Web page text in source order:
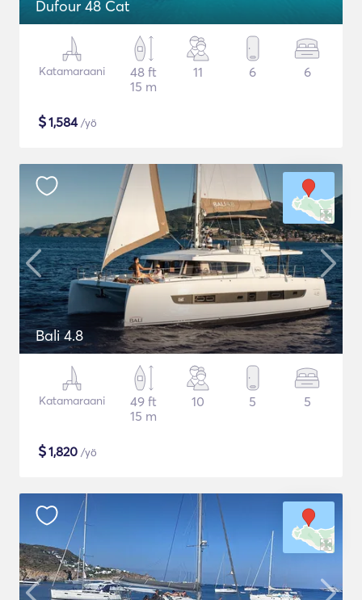
Dufour 48 Cat
Katamaraani
48 ft
15 m
11 6 6
$1,584/yö
Bali 4.8
Katamaraani
49 ft
15 m
10 5 5
$1,820 /yö